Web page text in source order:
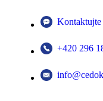
Kontaktujte
+420 296